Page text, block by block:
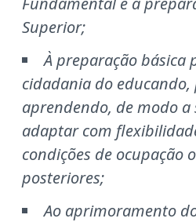
Superior;
À preparação básica
cidadania do
aprendendo, de modo a
adaptar com
condições de ocupação
posteriores;
Ao aprimoramento